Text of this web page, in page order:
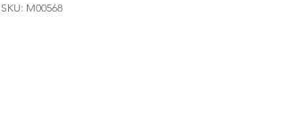
SKU: M00568